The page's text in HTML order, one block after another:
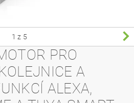
1 z 5
PRO
A
ALEXA,